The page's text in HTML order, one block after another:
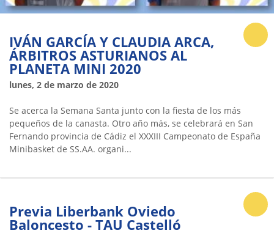
IVÁN GARCÍA Y CLAUDIA ARCA,
ÁRBITROS ASTURIANOS AL
PLANETA MINI 2020
lunes, 2 de marzo de 2020
Se acerca la Semana Santa junto con la fiesta de los más
pequeños de la canasta. Otro año más, se celebrará en San
Fernando provincia de Cádiz el XXXIII Campeonato de España
Minibasket de SS.AA. organi...
Previa Liberbank Oviedo
Baloncesto - TAU Castelló